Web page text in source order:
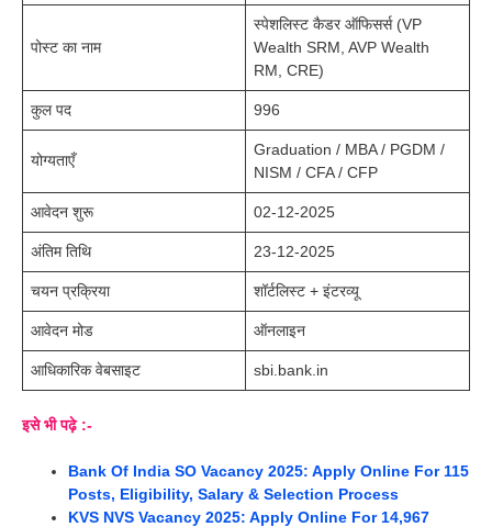
पोस्ट का नाम
स्पेशलिस्ट कैडर ऑफिसर्स (VP
Wealth SRM, AVP Wealth
RM, CRE)
कुल पद 996
योग्यताएँ
Graduation / MBA / PGDM /
NISM / CFA / CFP
आवेदन शुरू 02-12-2025
अंतिम तिथि 23-12-2025
चयन प्रक्रिया शॉर्टलिस्ट + इंटरव्यू
आवेदन मोड ऑनलाइन
आधिकारिक वेबसाइट sbi.bank.in
इसे भी पढ़े :-
Bank Of India SO Vacancy 2025: Apply Online For 115
Posts, Eligibility, Salary & Selection Process
KVS NVS Vacancy 2025: Apply Online For 14,967